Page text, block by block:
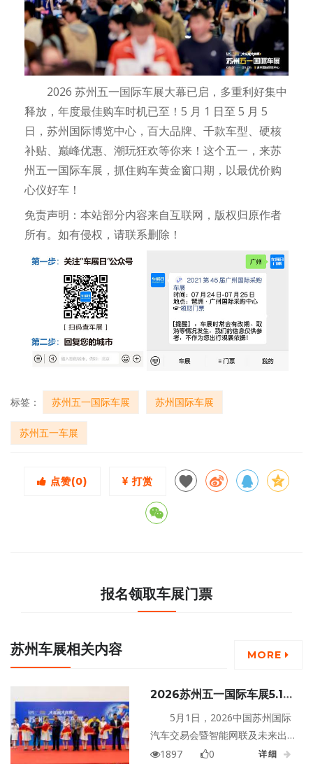
2026 苏州五一国际车展大幕已启，多重利好集中
释放，年度最佳购车时机已至！5 月 1 日至 5 月 5
日，苏州国际博览中心，百大品牌、千款车型、硬核
补贴、巅峰优惠、潮玩狂欢等你来！这个五一，来苏
州五一国际车展，抓住购车黄金窗口期，以最优价购
心仪好车！
免责声明：本站部分内容来自互联网，版权归原作者
所有。如有侵权，请联系删除！
标签： 苏州五一国际车展 苏州国际车展
苏州五一车展
点赞(0) 打赏
报名领取车展门票
苏州车展相关内容 MORE
2026苏州五一国际车展5.1盛
大启幕！全域品牌齐聚，多重
利好集中释放，燃动苏城五一
5月1日，2026中国苏州国际
汽车交易会暨智能网联及未来出
行汽车博览会（以下简称2026苏
1897 0 详细